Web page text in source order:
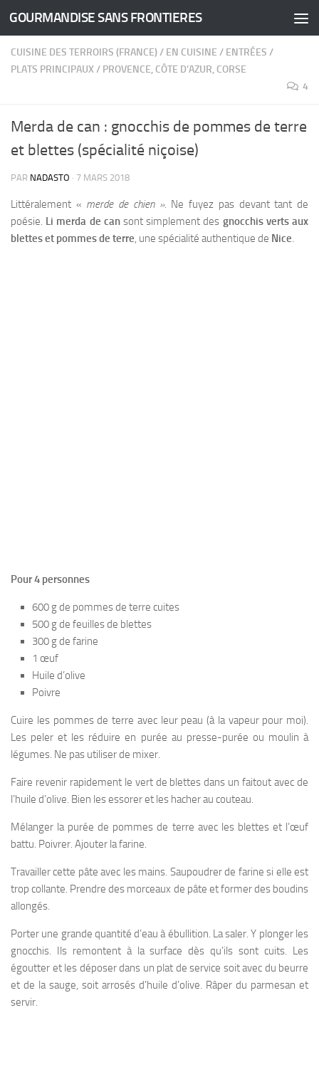
Skip to content
GOURMANDISE SANS FRONTIERES
CUISINE DES TERROIRS (FRANCE)/ EN CUISINE / ENTRÉES /
PLATS PRINCIPAUX/ PROVENCE, CÔTE D'AZUR, CORSE
4
Merda de can : gnocchis de pommes de terre
et blettes (spécialité niçoise)
PAR NADASTO · 7 MARS 2018
Littéralement « merde de chien ». Ne fuyez pas devant tant de
poésie. Li merda de cansont simplement des gnocchis verts aux
blettes et pommes de terre, une spécialité authentique de Nice.
Pour 4 personnes
600 g de pommes de terre cuites
500 g de feuilles de blettes
300 g de farine
1 œuf
Huile d’olive
Poivre
Cuire les pommes de terre avec leur peau (à la vapeur pour moi).
Les peler et les réduire en purée au presse-purée ou moulin à
légumes. Ne pas utiliser de mixer.
Faire revenir rapidement le vert de blettes dans un faitout avec de
l’huile d’olive. Bien les essorer et les hacher au couteau.
Mélanger la purée de pommes de terre avec les blettes et l’œuf
battu. Poivrer. Ajouter la farine.
Travailler cette pâte avec les mains. Saupoudrer de farine si elle est
trop collante. Prendre des morceaux de pâte et former des boudins
allongés.
Porter une grande quantité d’eau à ébullition. La saler. Y plonger les
gnocchis. Ils remontent à la surface dès qu’ils sont cuits. Les
égoutter et les déposer dans un plat de service soit avec du beurre
et de la sauge, soit arrosés d’huile d’olive. Râper du parmesan et
servir.